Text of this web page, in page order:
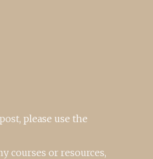
please use the
courses or resources,